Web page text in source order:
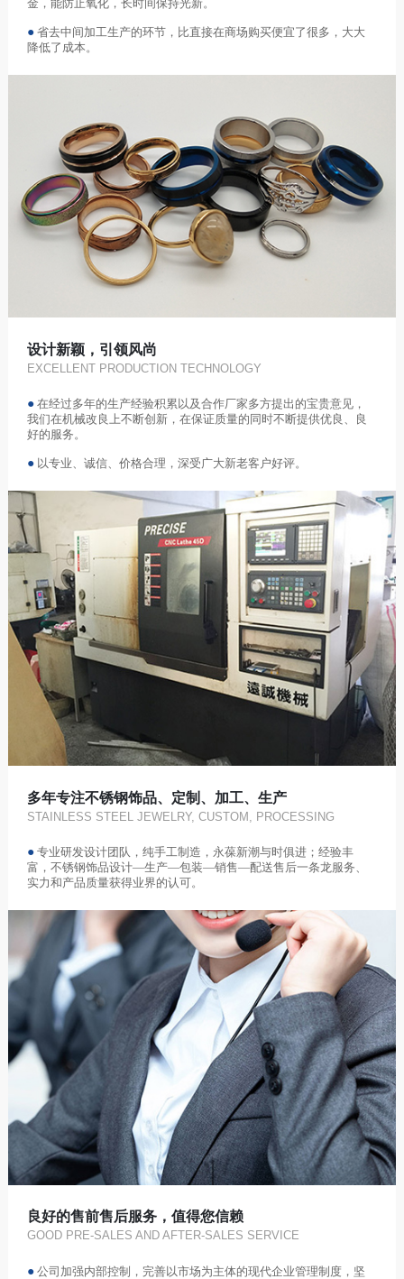
金，能防止氧化，长时间保持光新。
● 省去中间加工生产的环节，比直接在商场购买便宜了很多，大大
降低了成本。
设计新颖，引领风尚
EXCELLENT PRODUCTION TECHNOLOGY
● 在经过多年的生产经验积累以及合作厂家多方提出的宝贵意见，
我们在机械改良上不断创新，在保证质量的同时不断提供优良、良
好的服务。
● 以专业、诚信、价格合理，深受广大新老客户好评。
多年专注不锈钢饰品、定制、加工、生产
STAINLESS STEEL JEWELRY, CUSTOM, PROCESSING
● 专业研发设计团队，纯手工制造，永葆新潮与时俱进；经验丰
富，不锈钢饰品设计—生产—包装—销售—配送售后一条龙服务、
实力和产品质量获得业界的认可。
良好的售前售后服务，值得您信赖
GOOD PRE-SALES AND AFTER-SALES SERVICE
● 公司加强内部控制，完善以市场为主体的现代企业管理制度，坚